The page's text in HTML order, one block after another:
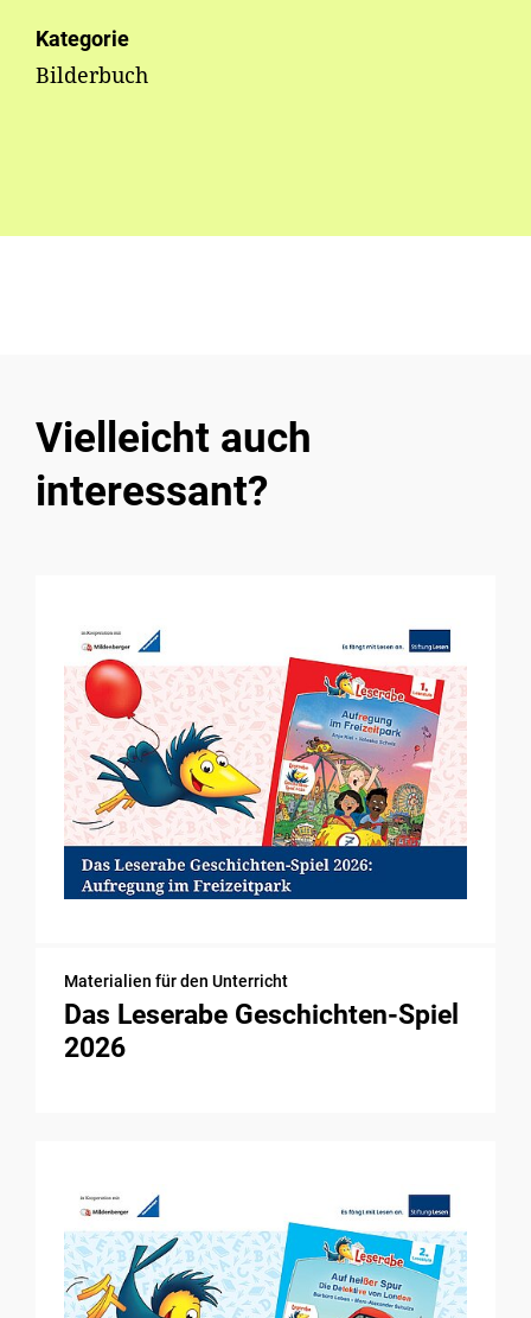
Kategorie
Bilderbuch
Vielleicht auch
interessant?
Materialien für den Unterricht
Das Leserabe Geschichten-Spiel
2026